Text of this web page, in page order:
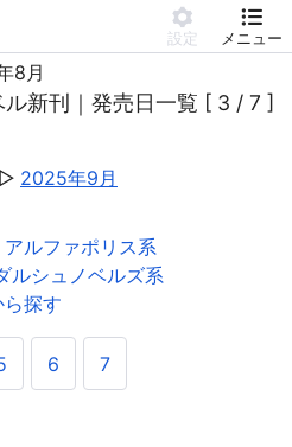
設定 メニュー
8月
新刊｜発売日一覧 [ 3 / 7 ]
2025年9月
アルファポリス系
ルシュノベルズ系
探す
6 7